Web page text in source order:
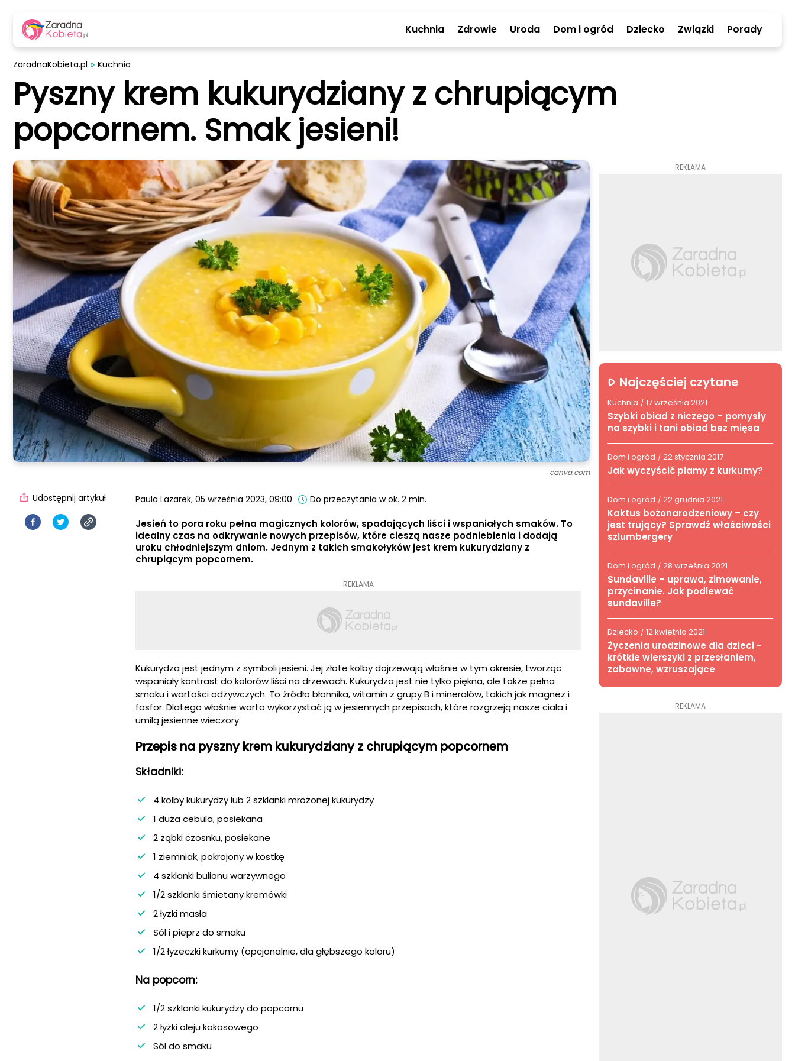
Kuchnia Zdrowie Uroda Dom i ogród Dziecko Związki Porady
canva.com
ZaradnaKobieta.pl Kuchnia
Pyszny krem kukurydziany z chrupiącym
popcornem. Smak jesieni!
Paula Lazarek, 05 września 2023, 09:00 Do przeczytania w ok. 2 min.
Jesień to pora roku pełna magicznych kolorów, spadających liści i wspaniałych smaków. To
idealny czas na odkrywanie nowych przepisów, które cieszą nasze podniebienia i dodają
uroku chłodniejszym dniom. Jednym z takich smakołyków jest krem kukurydziany z
chrupiącym popcornem.
REKLAMA
Kukurydza jest jednym z symboli jesieni. Jej złote kolby dojrzewają właśnie w tym okresie, tworząc
wspaniały kontrast do kolorów liści na drzewach. Kukurydza jest nie tylko piękna, ale także pełna
smaku i wartości odżywczych. To źródło błonnika, witamin z grupy B i minerałów, takich jak magnez i
fosfor. Dlatego właśnie warto wykorzystać ją w jesiennych przepisach, które rozgrzeją nasze ciała i
umilą jesienne wieczory.
Przepis na pyszny krem kukurydziany z chrupiącym popcornem
Składniki:
4 kolby kukurydzy lub 2 szklanki mrożonej kukurydzy
1 duża cebula, posiekana
2 ząbki czosnku, posiekane
1 ziemniak, pokrojony w kostkę
4 szklanki bulionu warzywnego
1/2 szklanki śmietany kremówki
2 łyżki masła
Sól i pieprz do smaku
1/2 łyżeczki kurkumy (opcjonalnie, dla głębszego koloru)
Na popcorn:
1/2 szklanki kukurydzy do popcornu
2 łyżki oleju kokosowego
Sól do smaku
Udostępnij artykuł
REKLAMA
Najczęściej czytane
Kuchnia / 17 września 2021
Szybki obiad z niczego – pomysły
na szybki i tani obiad bez mięsa
Dom i ogród / 22 stycznia 2017
Jak wyczyścić plamy z kurkumy?
Dom i ogród / 22 grudnia 2021
Kaktus bożonarodzeniowy – czy
jest trujący? Sprawdź właściwości
szlumbergery
Dom i ogród / 28 września 2021
Sundaville – uprawa, zimowanie,
przycinanie. Jak podlewać
sundaville?
Dziecko / 12 kwietnia 2021
Życzenia urodzinowe dla dzieci -
krótkie wierszyki z przesłaniem,
zabawne, wzruszające
REKLAMA